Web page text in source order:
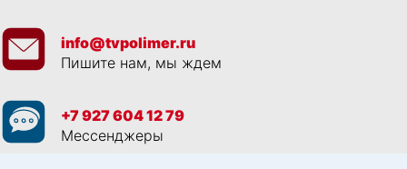
info@tvpolimer.ru
Пишите нам, мы ждем
+7 927 604 12 79
Мессенджеры